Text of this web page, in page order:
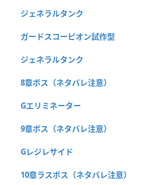
ジェネラルタンク
ガードスコーピオン試作型
ジェネラルタンク
8章ボス（ネタバレ注意）
Gエリミネーター
9章ボス（ネタバレ注意）
Gレジレサイド
10章ラスボス（ネタバレ注意）